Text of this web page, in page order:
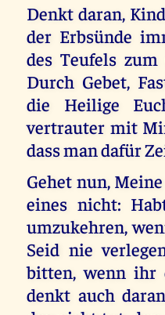
Denkt daran,
der Erbsünde
des Teufels
Durch Gebet,
die Heilige
vertrauter mit
dass man dafür
Gehet nun,
eines nicht:
umzukehren,
Seid nie
bitten, wenn ihr
denkt auch